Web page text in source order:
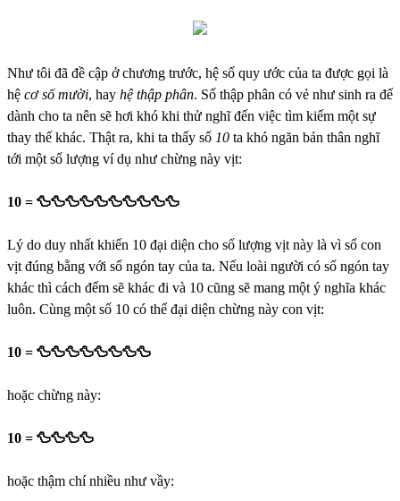
Như tôi đã đề cập ở chương trước, hệ số quy ước của ta được gọi là
hệ cơ số mười, hay hệ thập phân. Số thập phân có vẻ như sinh ra để
dành cho ta nên sẽ hơi khó khi thử nghĩ đến việc tìm kiếm một sự
thay thế khác. Thật ra, khi ta thấy số 10 ta khó ngăn bản thân nghĩ
tới một số lượng ví dụ như chừng này vịt:
10 = 🦆🦆🦆🦆🦆🦆🦆🦆🦆🦆
Lý do duy nhất khiến 10 đại diện cho số lượng vịt này là vì số con
vịt đúng bằng với số ngón tay của ta. Nếu loài người có số ngón tay
khác thì cách đếm sẽ khác đi và 10 cũng sẽ mang một ý nghĩa khác
luôn. Cùng một số 10 có thể đại diện chừng này con vịt:
10 = 🦆🦆🦆🦆🦆🦆🦆🦆
hoặc chừng này:
10 = 🦆🦆🦆🦆
hoặc thậm chí nhiều như vầy: